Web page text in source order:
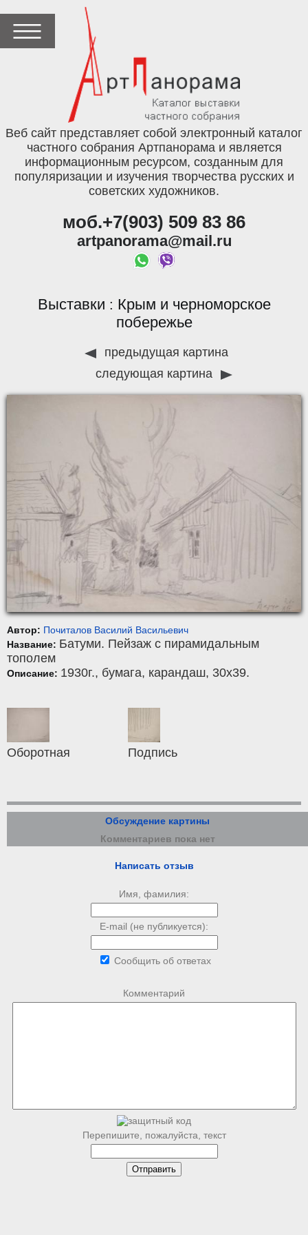
Веб сайт представляет собой электронный каталог
частного собрания Артпанорама и является
информационным ресурсом, созданным для
популяризации и изучения творчества русских и
советских художников.
моб.+7(903) 509 83 86
artpanorama@mail.ru
Выставки : Крым и черноморское
побережье
предыдущая картина
следующая картина
Автор: Почиталов Василий Васильевич
Название: Батуми. Пейзаж с пирамидальным
тополем
Описание: 1930г., бумага, карандаш, 30x39.
Оборотная Подпись
Обсуждение картины
Комментариев пока нет
Написать отзыв
Имя, фамилия:
E-mail (не публикуется):
Сообщить об ответах
Комментарий
Перепишите, пожалуйста, текст